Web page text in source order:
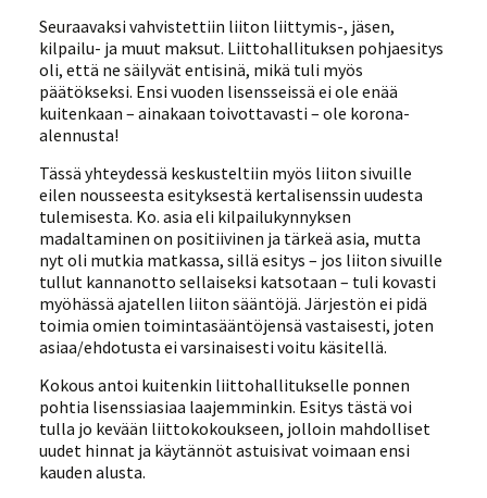
Seuraavaksi vahvistettiin liiton liittymis-, jäsen,
kilpailu- ja muut maksut. Liittohallituksen pohjaesitys
oli, että ne säilyvät entisinä, mikä tuli myös
päätökseksi. Ensi vuoden lisensseissä ei ole enää
kuitenkaan – ainakaan toivottavasti – ole korona-
alennusta!
Tässä yhteydessä keskusteltiin myös liiton sivuille
eilen nousseesta esityksestä kertalisenssin uudesta
tulemisesta. Ko. asia eli kilpailukynnyksen
madaltaminen on positiivinen ja tärkeä asia, mutta
nyt oli mutkia matkassa, sillä esitys – jos liiton sivuille
tullut kannanotto sellaiseksi katsotaan – tuli kovasti
myöhässä ajatellen liiton sääntöjä. Järjestön ei pidä
toimia omien toimintasääntöjensä vastaisesti, joten
asiaa/ehdotusta ei varsinaisesti voitu käsitellä.
Kokous antoi kuitenkin liittohallitukselle ponnen
pohtia lisenssiasiaa laajemminkin. Esitys tästä voi
tulla jo kevään liittokokoukseen, jolloin mahdolliset
uudet hinnat ja käytännöt astuisivat voimaan ensi
kauden alusta.